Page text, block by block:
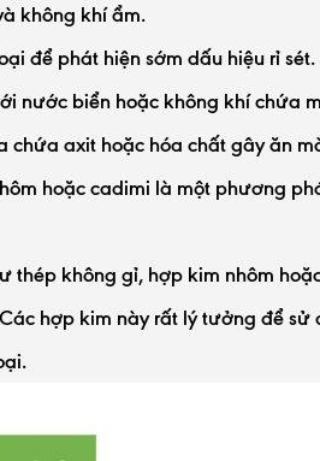
không khí ẩm.
để phát hiện sớm dấu hiệu rỉ sét.
nước biển hoặc không khí chứa
chứa axit hoặc hóa chất gây ăn
hoặc cadimi là một phương
thép không gỉ, hợp kim nhôm
hợp kim này rất lý tưởng để sử